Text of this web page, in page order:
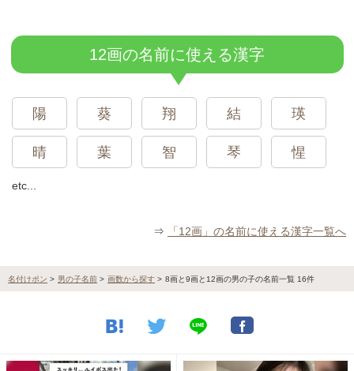
12画の名前に使える漢字
陽 葵 翔 結 瑛
晴 葉 智 琴 惺
etc...
⇒ 「12画」の名前に使える漢字一覧へ
名付けポン > 男の子名前 > 画数から探す > 8画と9画と12画の男の子の名前一覧 16件